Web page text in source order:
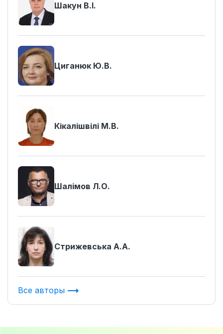
Шакун В.І.
Циганюк Ю.В.
Кікалішвілі М.В.
Шалімов Л.О.
Стрижевська А.А.
Все авторы